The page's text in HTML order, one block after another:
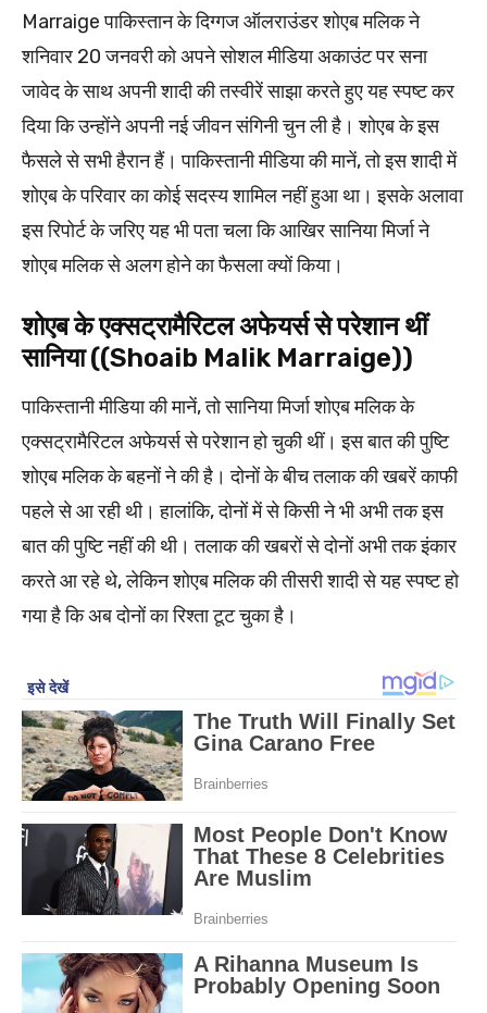
Marraige पाकिस्तान के दिग्गज ऑलराउंडर शोएब मलिक ने
शनिवार 20 जनवरी को अपने सोशल मीडिया अकाउंट पर सना
जावेद के साथ अपनी शादी की तस्वीरें साझा करते हुए यह स्पष्ट कर
दिया कि उन्होंने अपनी नई जीवन संगिनी चुन ली है। शोएब के इस
फैसले से सभी हैरान हैं। पाकिस्तानी मीडिया की मानें, तो इस शादी में
शोएब के परिवार का कोई सदस्य शामिल नहीं हुआ था। इसके अलावा
इस रिपोर्ट के जरिए यह भी पता चला कि आखिर सानिया मिर्जा ने
शोएब मलिक से अलग होने का फैसला क्यों किया।
शोएब के एक्सट्रामैरिटल अफेयर्स से परेशान थीं
सानिया ((Shoaib Malik Marraige))
पाकिस्तानी मीडिया की मानें, तो सानिया मिर्जा शोएब मलिक के
एक्सट्रामैरिटल अफेयर्स से परेशान हो चुकी थीं। इस बात की पुष्टि
शोएब मलिक के बहनों ने की है। दोनों के बीच तलाक की खबरें काफी
पहले से आ रही थी। हालांकि, दोनों में से किसी ने भी अभी तक इस
बात की पुष्टि नहीं की थी। तलाक की खबरों से दोनों अभी तक इंकार
करते आ रहे थे, लेकिन शोएब मलिक की तीसरी शादी से यह स्पष्ट हो
गया है कि अब दोनों का रिश्ता टूट चुका है।